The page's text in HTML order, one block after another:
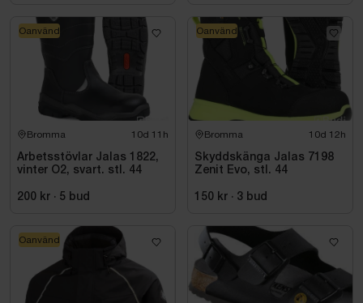
Bromma 10d 11h
Arbetsstövlar Jalas 1822,
vinter O2, svart. stl. 44
200 kr · 5 bud
Oanvänd
Bromma 10d 12h
Skyddskänga Jalas 7198
Zenit Evo, stl. 44
150 kr · 3 bud
Oanvänd
Oanvänd